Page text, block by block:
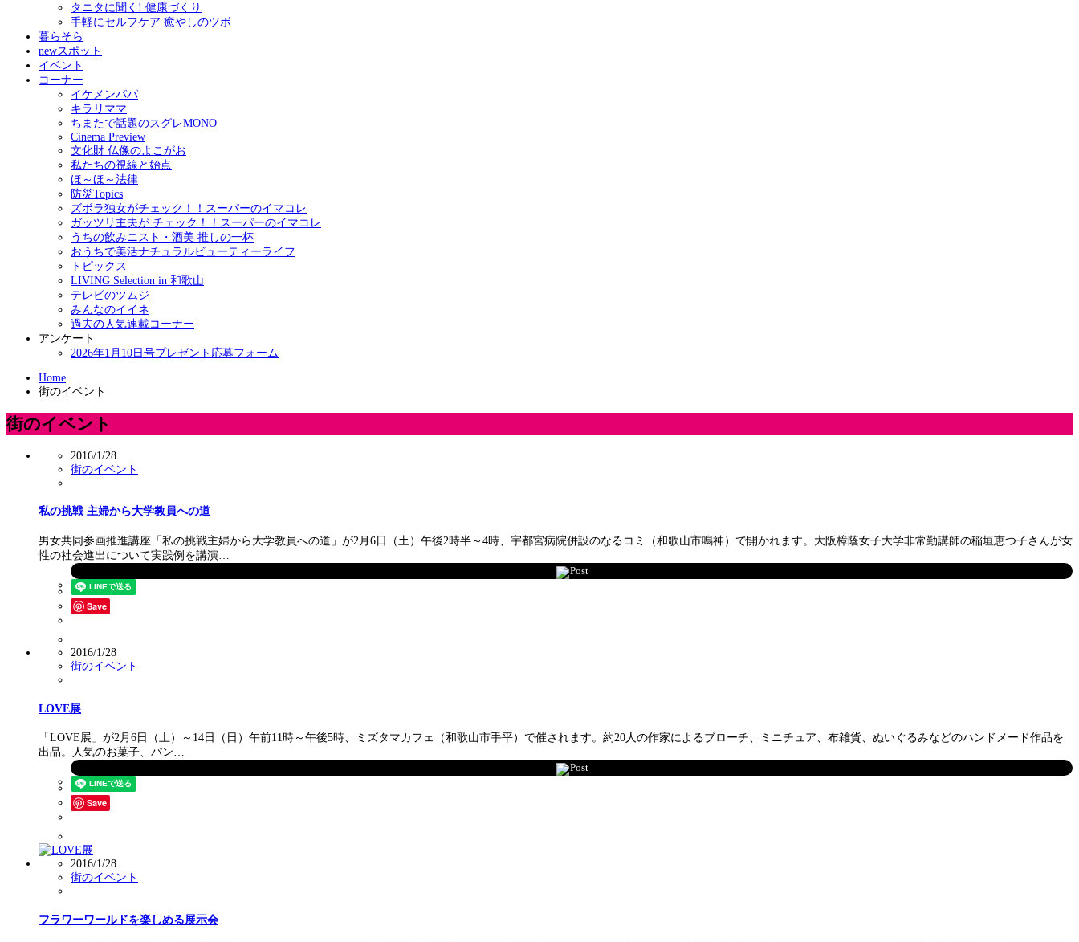
タニタに聞く! 健康づくり
手軽にセルフケア 癒やしのツボ
暮らそら
newスポット
イベント
コーナー
イケメンパパ
キラリママ
ちまたで話題のスグレMONO
Cinema Preview
文化財 仏像のよこがお
私たちの視線と始点
ほ～ほ～法律
防災Topics
ズボラ独女がチェック！！スーパーのイマコレ
ガッツリ主夫が チェック！！スーパーのイマコレ
うちの飲みニスト・酒美 推しの一杯
おうちで美活ナチュラルビューティーライフ
トピックス
LIVING Selection in 和歌山
テレビのツムジ
みんなのイイネ
過去の人気連載コーナー
アンケート
2026年1月10日号プレゼント応募フォーム
Home
街のイベント
街のイベント
2016/1/28
街のイベント
私の挑戦 主婦から大学教員への道
男女共同参画推進講座「私の挑戦主婦から大学教員への道」が2月6日（土）午後2時半～4時、宇都宮病院併設のなるコミ（和歌山市鳴神）で開かれます。大阪樟蔭女子大学非常勤講師の稲垣恵つ子さんが女
性の社会進出について実践例を講演…
Post
Save
2016/1/28
街のイベント
LOVE展
「LOVE展」が2月6日（土）～14日（日）午前11時～午後5時、ミズタマカフェ（和歌山市手平）で催されます。約20人の作家によるブローチ、ミニチュア、布雑貨、ぬいぐるみなどのハンドメード作品を
出品。人気のお菓子、パン…
Post
Save
2016/1/28
街のイベント
フラワーワールドを楽しめる展示会